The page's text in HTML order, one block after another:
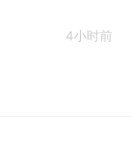
4小时前